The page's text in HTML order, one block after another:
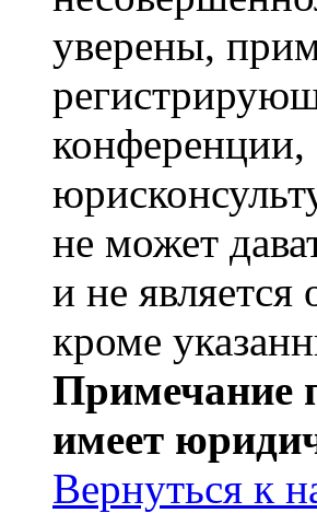
уверены,
не может
и не
кроме
Примечание
имеет
Вернуться к